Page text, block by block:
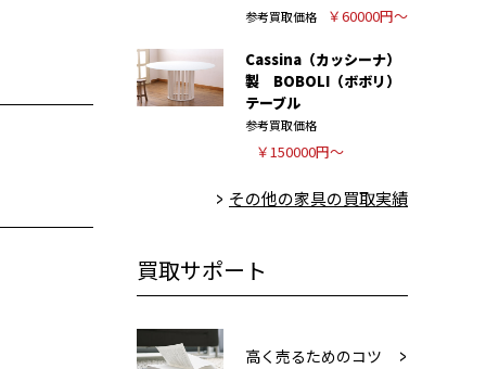
参考買取価格 ￥60000円～
Cassina（カッシーナ）
製 BOBOLI（ボボリ）
テーブル
参考買取価格
￥150000円～
その他の家具の買取実績
買取サポート
高く売るためのコツ